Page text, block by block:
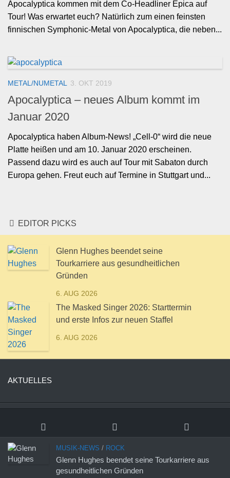
Apocalyptica kommen mit dem Co-Headliner Epica auf
Tour! Was erwartet euch? Natürlich zum einen feinsten
finnischen Symphonic-Metal von Apocalyptica, die neben...
METAL/NUMETAL 3. OKT 2019
Apocalyptica – neues Album kommt im
Januar 2020
Apocalyptica haben Album-News! „Cell-0“ wird die neue
Platte heißen und am 10. Januar 2020 erscheinen.
Passend dazu wird es auch auf Tour mit Sabaton durch
Europa gehen. Freut euch auf Termine in Stuttgart und...
EDITOR PICKS
Glenn Hughes beendet seine
Tourkarriere aus gesundheitlichen
Gründen
6. AUG 2026
The Masked Singer 2026: Starttermin
und erste Infos zur neuen Staffel
6. AUG 2026
AKTUELLES
MUSIK-NEWS / ROCK
Glenn Hughes beendet seine Tourkarriere aus
gesundheitlichen Gründen